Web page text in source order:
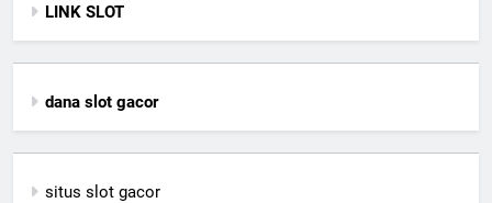
LINK SLOT
dana slot gacor
situs slot gacor